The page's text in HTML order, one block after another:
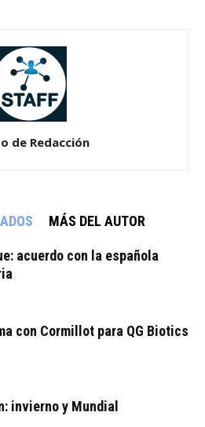
de Redacción
MÁS DEL AUTOR
acuerdo con la española
con Cormillot para QG Biotics
invierno y Mundial